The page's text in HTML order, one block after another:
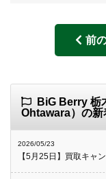
前
BiG Berry 栃
Ohtawara）の新
2026/05/23
【5月25日】買取キャ